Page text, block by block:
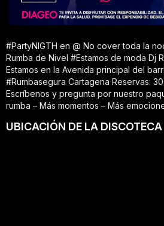
#PartyNIGTH en @ No cover toda la
Rumba de Nivel #Estamos de moda Dj
Estamos en la Avenida principal del
#Rumbasegura Cartagena Reservas:
Escríbenos y pregunta por nuestro
rumba – Más momentos – Más
UBICACIÓN DE LA DISCOTECA